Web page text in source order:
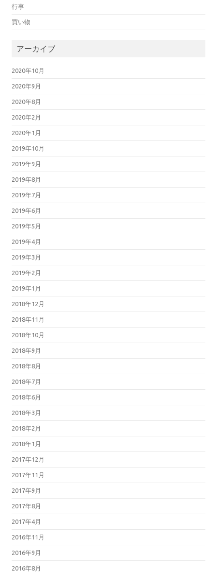
行事
買い物
アーカイブ
2020年10月
2020年9月
2020年8月
2020年2月
2020年1月
2019年10月
2019年9月
2019年8月
2019年7月
2019年6月
2019年5月
2019年4月
2019年3月
2019年2月
2019年1月
2018年12月
2018年11月
2018年10月
2018年9月
2018年8月
2018年7月
2018年6月
2018年3月
2018年2月
2018年1月
2017年12月
2017年11月
2017年9月
2017年8月
2017年4月
2016年11月
2016年9月
2016年8月